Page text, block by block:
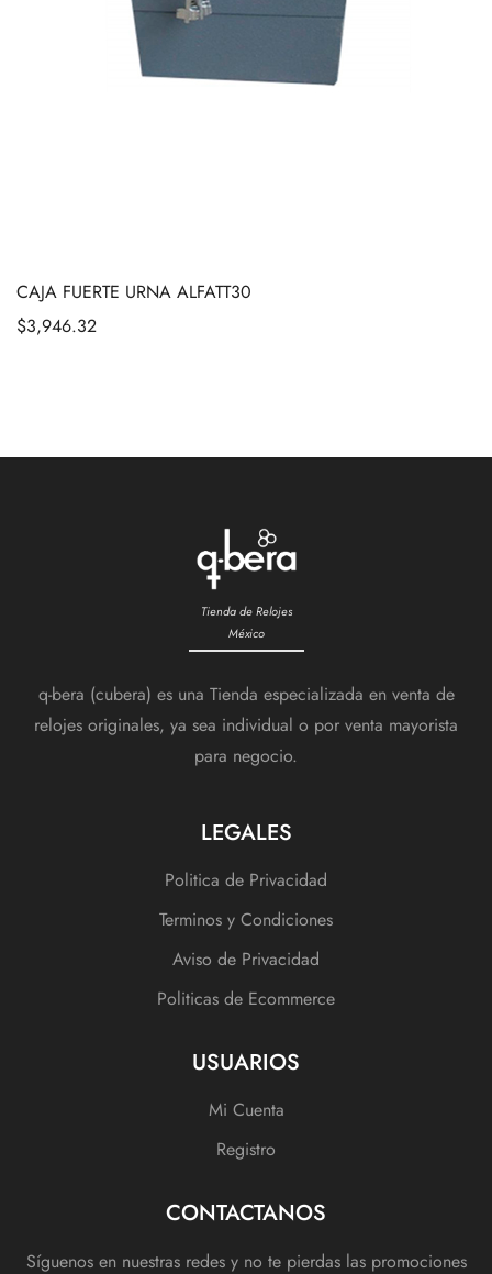
CAJA FUERTE URNA ALFATT30
$3,946.32
Tienda de Relojes
México
q-bera (cubera) es una Tienda especializada en venta de
relojes originales, ya sea individual o por venta mayorista
para negocio.
LEGALES
Politica de Privacidad
Terminos y Condiciones
Aviso de Privacidad
Politicas de Ecommerce
USUARIOS
Mi Cuenta
Registro
CONTACTANOS
Síguenos en nuestras redes y no te pierdas las promociones